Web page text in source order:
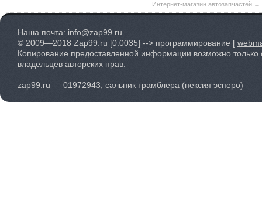
Интернет-магазин автозапчастей →
Наша почта: info@zap99.ru
© 2009—2018 Zap99.ru [0.0035] --> программирование [
Копирование предоставленной информации возможно только
владельцев авторских прав.
zap99.ru — 01972943, сальник трамблера (нексия эсперо)